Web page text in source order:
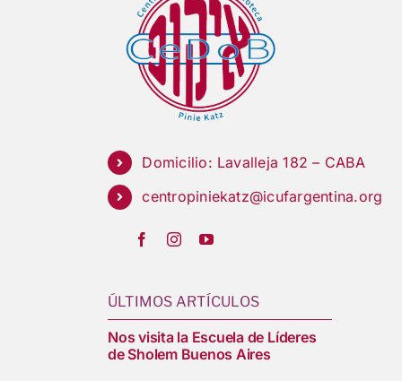
Domicilio: Lavalleja 182 – CABA
centropiniekatz@icufargentina.org
ÚLTIMOS ARTÍCULOS
Nos visita la Escuela de Líderes
de Sholem Buenos Aires